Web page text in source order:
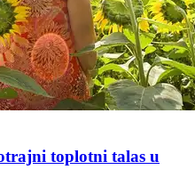
toplotni talas u